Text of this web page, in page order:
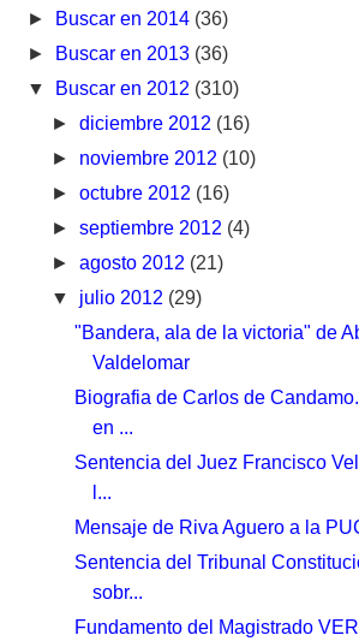
► Buscar en 2014 (36)
► Buscar en 2013 (36)
▼ Buscar en 2012 (310)
► diciembre 2012 (16)
► noviembre 2012 (10)
► octubre 2012 (16)
► septiembre 2012 (4)
► agosto 2012 (21)
▼ julio 2012 (29)
"Bandera, ala de la victoria" de
Valdelomar
Biografia de Carlos de
en ...
Sentencia del Juez Francisco
l...
Mensaje de Riva Aguero a la
Sentencia del Tribunal
sobr...
Fundamento del Magistrado